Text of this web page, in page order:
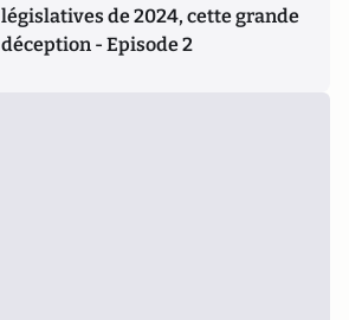
législatives de 2024, cette grande
déception - Episode 2